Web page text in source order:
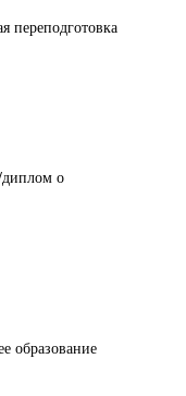
переподготовка
о
образование